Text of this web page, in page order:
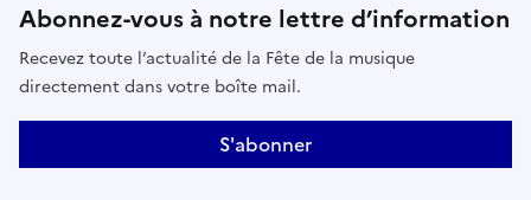
Abonnez-vous à notre lettre d’information
Recevez toute l’actualité de la Fête de la musique
directement dans votre boîte mail.
S'abonner